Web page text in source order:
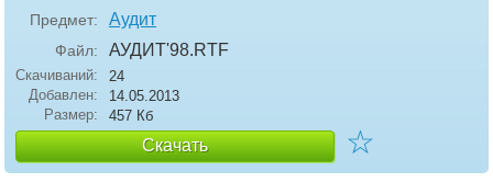
Предмет: Аудит
Файл: АУДИТ'98.RTF
Скачиваний:
24
Добавлен:
14.05.2013
Размер:
457 Кб
Скачать ☆